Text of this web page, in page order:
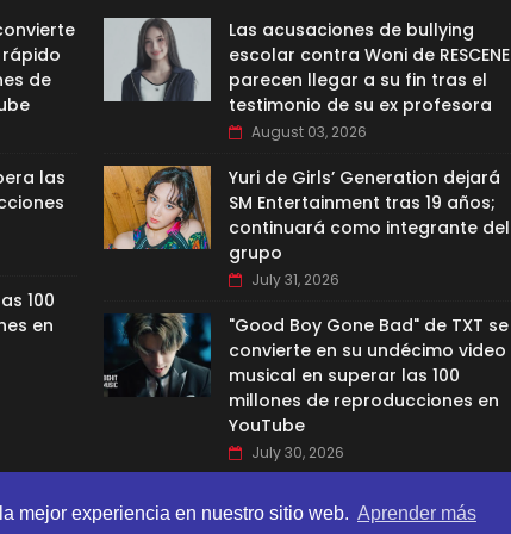
mejor experiencia en nuestro sitio web. Aprender más
rápido
de
las
100
en
Las acusaciones de bullying
escolar contra Woni de RESCENE
parecen llegar a su fin tras el
testimonio de su ex profesora
August 03, 2026
Yuri de Girls’ Generation dejará
SM Entertainment tras 19 años;
continuará como integrante del
grupo
July 31, 2026
"Good Boy Gone Bad" de TXT se
convierte en su undécimo video
musical en superar las 100
millones de reproducciones en
YouTube
July 30, 2026
GOOYAABI TEMPLATES